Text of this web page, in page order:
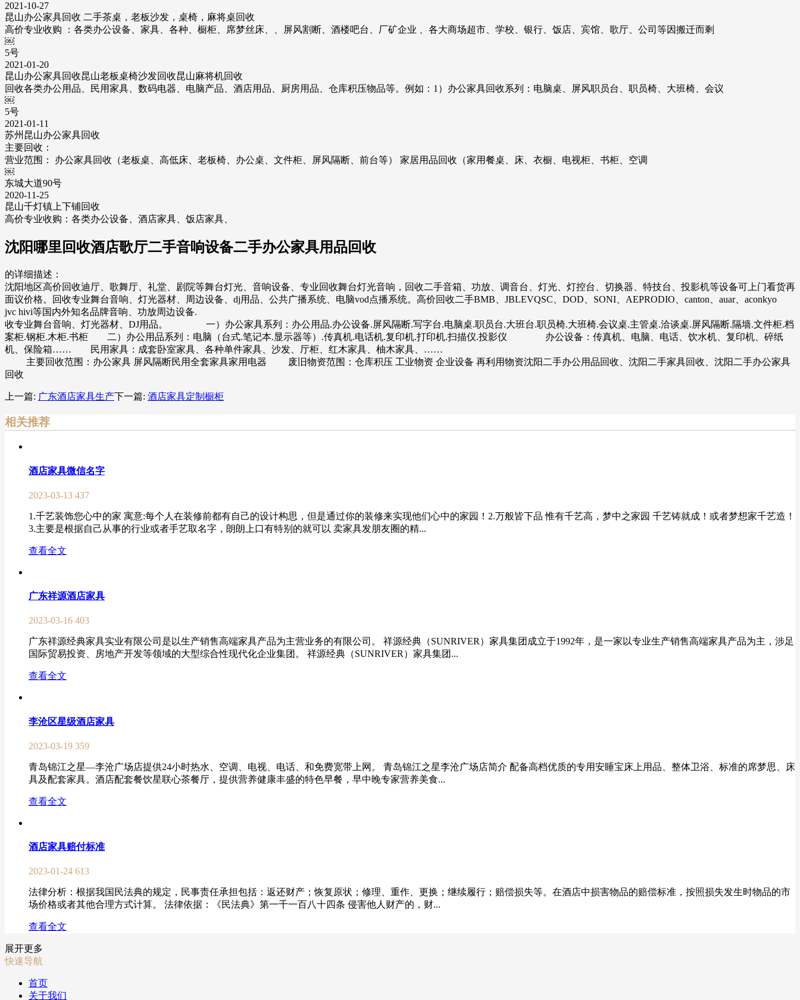
2021-10-27
昆山办公家具回收 二手茶桌，老板沙发，桌椅，麻将桌回收
高价专业收购 ：各类办公设备、家具、各种、橱柜、席梦丝床、、屏风割断、酒楼吧台、厂矿企业 、各大商场超市、学校、银行、饭店、宾馆、歌厅、公司等因搬迁而剩
￼
5号
2021-01-20
昆山办公家具回收昆山老板桌椅沙发回收昆山麻将机回收
回收各类办公用品、民用家具、数码电器、电脑产品、酒店用品、厨房用品、仓库积压物品等。例如：1）办公家具回收系列：电脑桌、屏风职员台、职员椅、大班椅、会议
￼
5号
2021-01-11
苏州昆山办公家具回收
主要回收：
营业范围： 办公家具回收（老板桌、高低床、老板椅、办公桌、文件柜、屏风隔断、前台等） 家居用品回收（家用餐桌、床、衣橱、电视柜、书柜、空调
￼
东城大道90号
2020-11-25
昆山千灯镇上下铺回收
高价专业收购：各类办公设备、酒店家具、饭店家具、
沈阳哪里回收酒店歌厅二手音响设备二手办公家具用品回收
的详细描述：
沈阳地区高价回收迪厅、歌舞厅、礼堂、剧院等舞台灯光、音响设备、专业回收舞台灯光音响，回收二手音箱、功放、调音台、灯光、灯控台、切换器、特技台、投影机等设备可上门看货再
面议价格。回收专业舞台音响、灯光器材、周边设备、dj用品、公共广播系统、电脑vod点播系统。高价回收二手BMB、JBLEVQSC、DOD、SONI、AEPRODIO、canton、auar、aconkyo
jvc hivi等国内外知名品牌音响、功放周边设备.
收专业舞台音响、灯光器材、DJ用品。 一）办公家具系列：办公用品.办公设备.屏风隔断.写字台.电脑桌.职员台.大班台.职员椅.大班椅.会议桌.主管桌.洽谈桌.屏风隔断.隔墙.文件柜.档
案柜.钢柜.木柜.书柜 二）办公用品系列：电脑（台式.笔记本.显示器等）.传真机.电话机.复印机.打印机.扫描仪.投影仪 办公设备：传真机、电脑、电话、饮水机、复印机、碎纸
机、保险箱…… 民用家具：成套卧室家具、各种单件家具、沙发、厅柜、红木家具、柚木家具、……
主要回收范围：办公家具 屏风隔断民用全套家具家用电器 废旧物资范围：仓库积压 工业物资 企业设备 再利用物资沈阳二手办公用品回收、沈阳二手家具回收、沈阳二手办公家具
回收
上一篇: 广东酒店家具生产下一篇: 酒店家具定制橱柜
相关推荐
酒店家具微信名字
2023-03-13 437
1.千艺装饰您心中的家 寓意:每个人在装修前都有自己的设计构思，但是通过你的装修来实现他们心中的家园！2.万般皆下品 惟有千艺高，梦中之家园 千艺铸就成！或者梦想家千艺造！
3.主要是根据自己从事的行业或者手艺取名字，朗朗上口有特别的就可以 卖家具发朋友圈的精...
查看全文
广东祥源酒店家具
2023-03-16 403
广东祥源经典家具实业有限公司是以生产销售高端家具产品为主营业务的有限公司。 祥源经典（SUNRIVER）家具集团成立于1992年，是一家以专业生产销售高端家具产品为主，涉足
国际贸易投资、房地产开发等领域的大型综合性现代化企业集团。 祥源经典（SUNRIVER）家具集团...
查看全文
李沧区星级酒店家具
2023-03-19 359
青岛锦江之星—李沧广场店提供24小时热水、空调、电视、电话、和免费宽带上网。 青岛锦江之星李沧广场店简介 配备高档优质的专用安睡宝床上用品、整体卫浴、标准的席梦思、床
具及配套家具。酒店配套餐饮星联心茶餐厅，提供营养健康丰盛的特色早餐，早中晚专家营养美食...
查看全文
酒店家具赔付标准
2023-01-24 613
法律分析：根据我国民法典的规定，民事责任承担包括：返还财产；恢复原状；修理、重作、更换；继续履行；赔偿损失等。在酒店中损害物品的赔偿标准，按照损失发生时物品的市
场价格或者其他合理方式计算。 法律依据：《民法典》第一千一百八十四条 侵害他人财产的，财...
查看全文
展开更多
快速导航
首页
关于我们